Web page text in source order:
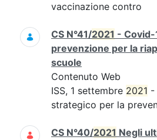
vaccinazione contro
CS N°41/2021 - Covid-
prevenzione per la
scuole
Contenuto Web
ISS, 1 settembre 2021 -
strategico per la
CS N°40/2021 Negli